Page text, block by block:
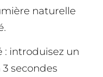
naturelle
: introduisez un
secondes